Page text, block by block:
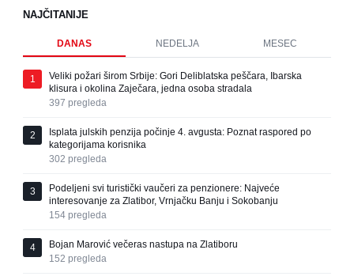
NAJČITANIJE
DANAS NEDELJA MESEC
1
Veliki požari širom Srbije: Gori Deliblatska peščara, Ibarska
klisura i okolina Zaječara, jedna osoba stradala
397 pregleda
2
Isplata julskih penzija počinje 4. avgusta: Poznat raspored po
kategorijama korisnika
302 pregleda
3
Podeljeni svi turistički vaučeri za penzionere: Najveće
interesovanje za Zlatibor, Vrnjačku Banju i Sokobanju
154 pregleda
4
Bojan Marović večeras nastupa na Zlatiboru
152 pregleda